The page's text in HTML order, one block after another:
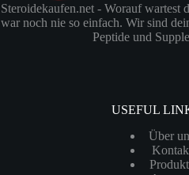
Steroidekaufen.net - Worauf wartest
war noch nie so einfach. Wir sind
Peptide und
USEFUL
Über